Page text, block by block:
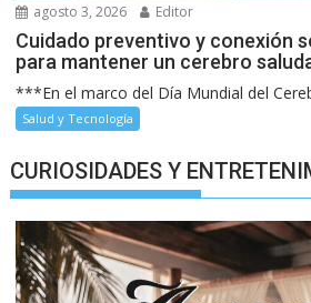
agosto 3, 2026 Editor
Cuidado preventivo y conexión
para mantener un cerebro
***En el marco del Día Mundial del
Salud y Tecnología
CURIOSIDADES Y